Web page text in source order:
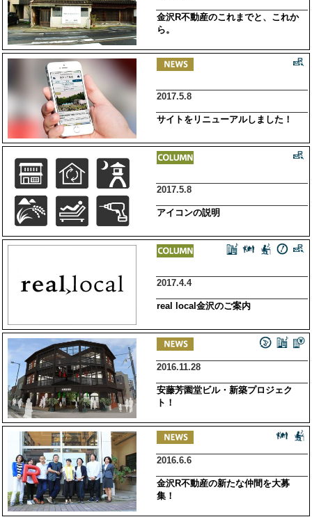
金沢R不動産のこれまでと、これか
ら。
2017.5.8
サイトをリニューアルしました！
2017.5.8
アイコンの説明
2017.4.4
real local金沢のご案内
2016.11.28
安藤芳園堂ビル・新築プロジェク
ト！
2016.6.6
金沢R不動産の新たな仲間を大募
集！